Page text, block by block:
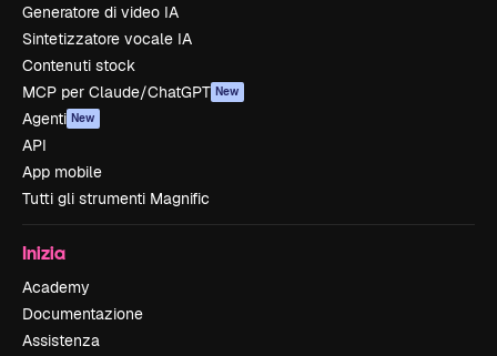
Generatore di video IA
Sintetizzatore vocale IA
Contenuti stock
MCP per Claude/ChatGPT New
Agenti New
API
App mobile
Tutti gli strumenti Magnific
Inizia
Academy
Documentazione
Assistenza